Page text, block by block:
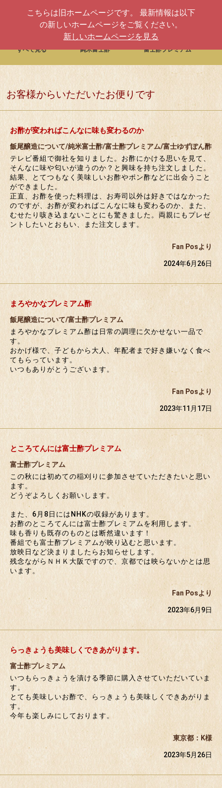
こちらは旧ホームページです。 最新情報は以下
の新しいホームページをご覧ください。
新しいホームページを見る
すべて見る 純米富士酢 富士酢プレミアム
お客様からいただいたお便りです
お酢が変わればこんなに味も変わるのか
飯尾醸造について/純米富士酢/富士酢プレミアム/富士ゆずぽん酢
テレビ番組で御社を知りました。お酢にかける思いを見て、
そんなに味や匂いが違うのか？と興味を持ち注文しました。
結果、とてつもなく美味しいお酢やポン酢などに出会うこと
ができました。
正直、お酢を使った料理は、お寿司以外は好きではなかった
のですが、お酢が変わればこんなに味も変わるのか、また、
むせたり咳き込まないことにも驚きました。両親にもプレゼ
ントしたいとおもい、また注文します。
Fan Posより
2024年6月26日
まろやかなプレミアム酢
飯尾醸造について/富士酢プレミアム
まろやかなプレミアム酢は日常の調理に欠かせない一品で
す。
おかげ様で、子どもから大人、年配者まで好き嫌いなく食べ
てもらっています。
いつもありがとうございます。
Fan Posより
2023年11月17日
ところてんには富士酢プレミアム
富士酢プレミアム
この秋には初めての稲刈りに参加させていただきたいと思い
ます。
どうぞよろしくお願いします。
また、6月8日にはNHKの収録があります。
お酢のところてんには富士酢プレミアムを利用します。
味も香りも既存のものとは断然違います！
番組でも富士酢プレミアムが映り込むと思います。
放映日など決まりましたらお知らせします。
残念ながらＮＨＫ大阪ですので、京都では映らないかとは思
います。
Fan Posより
2023年6月9日
らっきょうも美味しくできあがります。
富士酢プレミアム
いつもらっきょうを漬ける季節に購入させていただいていま
す。
とても美味しいお酢で、らっきょうも美味しくできあがりま
す。
今年も楽しみにしております。
東京都：K様
2023年5月26日